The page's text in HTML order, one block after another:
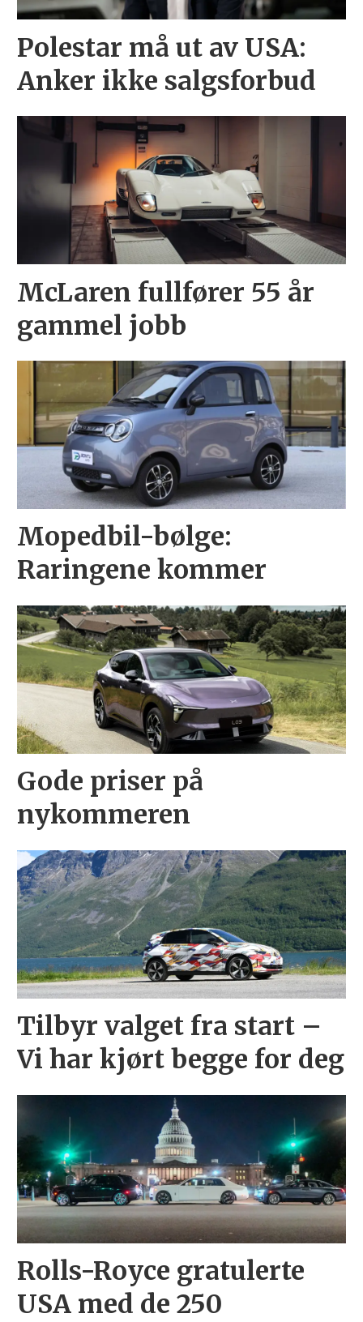
Polestar må ut av USA:
Anker ikke salgsforbud
McLaren fullfører 55 år
gammel jobb
Mopedbil-bølge:
Raringene kommer
Gode priser på
nykommeren
Tilbyr valget fra start –
Vi har kjørt begge for deg
Rolls-Royce gratulerte
USA med de 250